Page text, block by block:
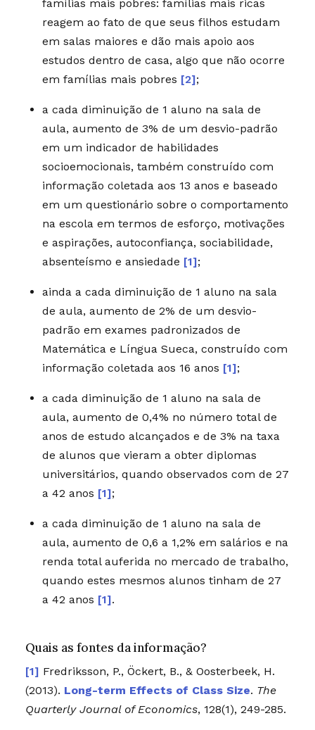
famílias mais pobres: famílias mais ricas
reagem ao fato de que seus filhos estudam
em salas maiores e dão mais apoio aos
estudos dentro de casa, algo que não ocorre
em famílias mais pobres [2];
a cada diminuição de 1 aluno na sala de
aula, aumento de 3% de um desvio-padrão
em um indicador de habilidades
socioemocionais, também construído com
informação coletada aos 13 anos e baseado
em um questionário sobre o comportamento
na escola em termos de esforço, motivações
e aspirações, autoconfiança, sociabilidade,
absenteísmo e ansiedade [1];
ainda a cada diminuição de 1 aluno na sala
de aula, aumento de 2% de um desvio-
padrão em exames padronizados de
Matemática e Língua Sueca, construído com
informação coletada aos 16 anos [1];
a cada diminuição de 1 aluno na sala de
aula, aumento de 0,4% no número total de
anos de estudo alcançados e de 3% na taxa
de alunos que vieram a obter diplomas
universitários, quando observados com de 27
a 42 anos [1];
a cada diminuição de 1 aluno na sala de
aula, aumento de 0,6 a 1,2% em salários e na
renda total auferida no mercado de trabalho,
quando estes mesmos alunos tinham de 27
a 42 anos [1].
Quais as fontes da informação?
Fredriksson, P., Öckert, B., & Oosterbeek, H.
(2013). Long-term Effects of Class Size. The
Quarterly Journal of Economics, 128(1), 249-285.